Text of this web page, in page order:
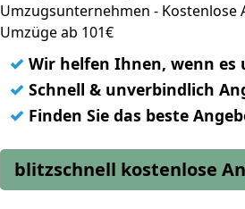
Umzugsunternehmen - Kostenlose
Umzüge ab 101€
✓ Wir helfen Ihnen, wenn es
✓ Schnell & unverbindlich
✓ Finden Sie das beste
blitzschnell kostenlose